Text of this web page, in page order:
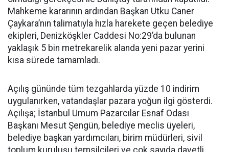
Mahkeme kararının ardından Başkan Utku Caner
Çaykara’nın talimatıyla hızla harekete geçen belediye
ekipleri, Denizköşkler Caddesi No:29’da bulunan
yaklaşık 5 bin metrekarelik alanda yeni pazar yerini
kısa sürede tamamladı.
Açılış gününde tüm tezgahlarda yüzde 10 indirim
uygulanırken, vatandaşlar pazara yoğun ilgi gösterdi.
Açılışa; İstanbul Umum Pazarcılar Esnaf Odası
Başkanı Mesut Şengün, belediye meclis üyeleri,
belediye başkan yardımcıları, birim müdürleri, sivil